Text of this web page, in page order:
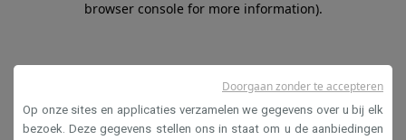
browser console for more information).
Op onze sites en applicaties verzamelen we gegevens over u bij elk
bezoek. Deze gegevens stellen ons in staat om u de aanbiedingen
Doorgaan zonder te accepteren